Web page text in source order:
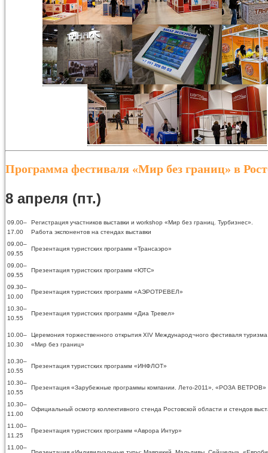
Программа фестиваля «Мир без границ» в
8 апреля (пт.)
09.00–
17.00
Регистрация участников выставки и workshop «Мир без границ. Турбизнес».
Работа экспонентов на стендах выставки
09.00–
09.55
Презентация туристских программ «Трансаэро»
09.00–
09.55
Презентация туристских программ «ЮТС»
09.30–
10.00
Презентация туристских программ «АЭРОТРЕВЕЛ»
10.30–
10.55
Презентация туристских программ «Диа Тревел»
10.00–
10.30
Церемония торжественного открытия XIV Международ¬ного фестиваля
«Мир без границ»
10.30–
10.55
Презентация туристских программ «ИНФЛОТ»
10.30–
10.55
Презентация «Зарубежные программы компании. Лето-2011», «РОЗА ВЕТРОВ»
10.30–
11.00
Официальный осмотр коллективного стенда Ростовской области и стендов
11.00–
11.25
Презентация туристских программ «Аврора Интур»
11.00–